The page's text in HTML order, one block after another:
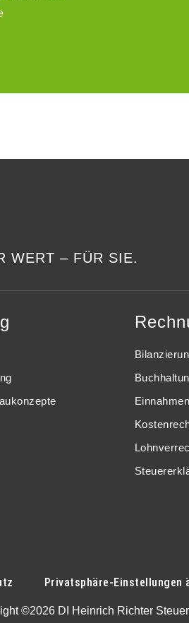
WERT – FÜR SIE.
Privatsphäre-Einstellungen
©2026 DI Heinrich Richter